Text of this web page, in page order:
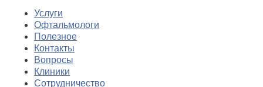
Услуги
Офтальмологи
Полезное
Контакты
Вопросы
Клиники
Сотрудничество